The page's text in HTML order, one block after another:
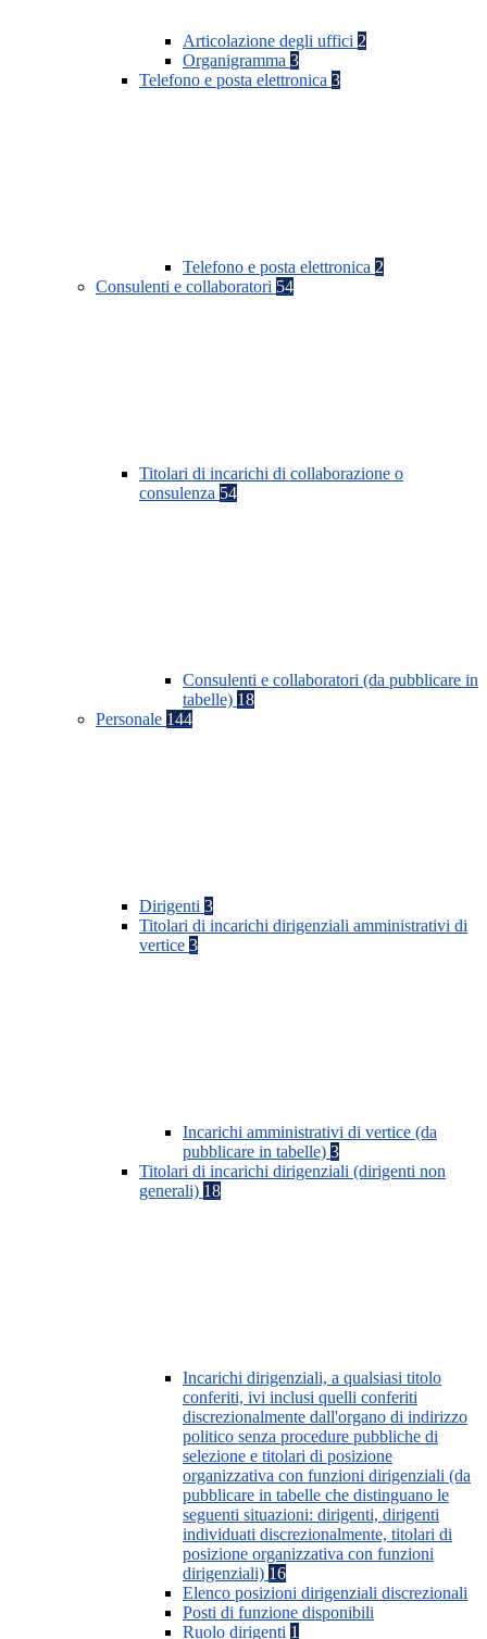
Articolazione degli uffici 2
Organigramma 3
Telefono e posta elettronica 3
Telefono e posta elettronica 2
Consulenti e collaboratori 54
Titolari di incarichi di collaborazione o
consulenza 54
Consulenti e collaboratori (da pubblicare in
tabelle) 18
Personale 144
Dirigenti 3
Titolari di incarichi dirigenziali amministrativi di
vertice 3
Incarichi amministrativi di vertice (da
pubblicare in tabelle) 3
Titolari di incarichi dirigenziali (dirigenti non
generali) 18
Incarichi dirigenziali, a qualsiasi titolo
conferiti, ivi inclusi quelli conferiti
discrezionalmente dall'organo di indirizzo
politico senza procedure pubbliche di
selezione e titolari di posizione
organizzativa con funzioni dirigenziali (da
pubblicare in tabelle che distinguano le
seguenti situazioni: dirigenti, dirigenti
individuati discrezionalmente, titolari di
posizione organizzativa con funzioni
dirigenziali) 16
Elenco posizioni dirigenziali discrezionali
Posti di funzione disponibili
Ruolo dirigenti 1